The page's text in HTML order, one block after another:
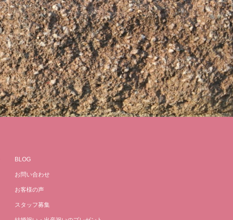
BLOG
お問い合わせ
お客様の声
スタッフ募集